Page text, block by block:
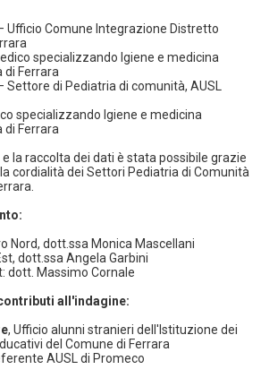
Ufficio Comune Integrazione Distretto
specializzando Igiene e medicina
di Ferrara
Settore di Pediatria di comunità, AUSL
specializzando Igiene e medicina
di Ferrara
la raccolta dei dati è stata possibile grazie
cordialità dei Settori Pediatria di Comunità
Nord, dott.ssa Monica Mascellani
dott.ssa Angela Garbini
dott. Massimo Cornale
all'indagine:
, Ufficio alunni stranieri dell'Istituzione dei
del Comune di Ferrara
AUSL di Promeco